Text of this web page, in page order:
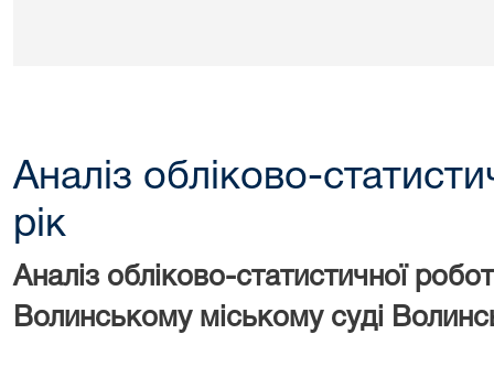
Аналіз обліково-
рік
Аналіз обліково-статистичної
Волинському міському суді